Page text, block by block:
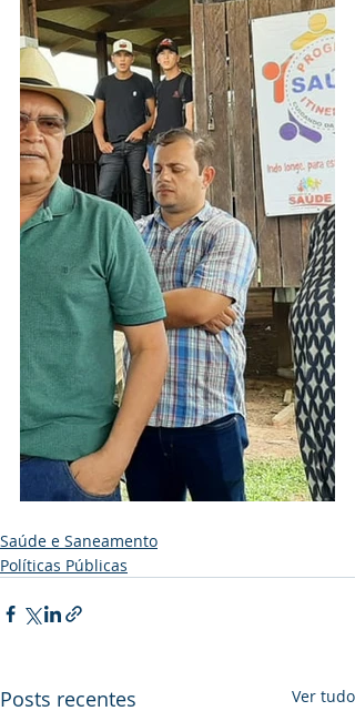
Saúde e Saneamento
Políticas Públicas
Posts recentes Ver tudo